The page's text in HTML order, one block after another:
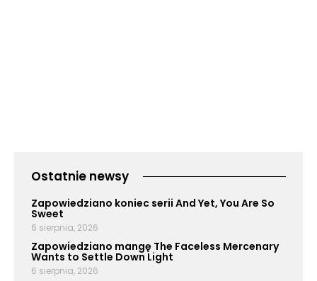
Ostatnie newsy
Zapowiedziano koniec serii And Yet, You Are So
Sweet
6 sierpnia, 2026
Zapowiedziano mangę The Faceless Mercenary
Wants to Settle Down Light
6 sierpnia, 2026